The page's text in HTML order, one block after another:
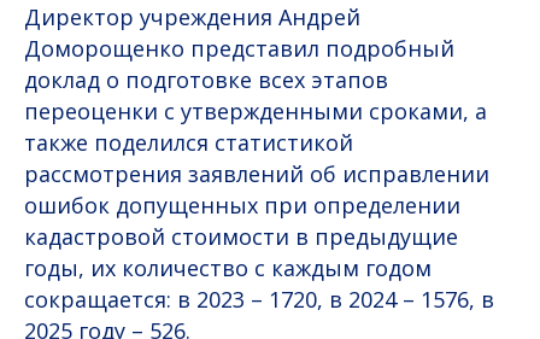
Директор учреждения Андрей
Доморощенко представил подробный
доклад о подготовке всех этапов
переоценки с утвержденными сроками, а
также поделился статистикой
рассмотрения заявлений об исправлении
ошибок допущенных при определении
кадастровой стоимости в предыдущие
годы, их количество с каждым годом
сокращается: в 2023 – 1720, в 2024 – 1576, в
2025 году – 526.